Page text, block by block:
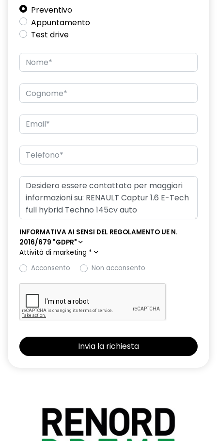
Preventivo
Appuntamento
Test drive
INFORMATIVA AI SENSI DEL REGOLAMENTO UE N.
2016/679 "GDPR"
Attività di marketing *
Acconsento
Non acconsento